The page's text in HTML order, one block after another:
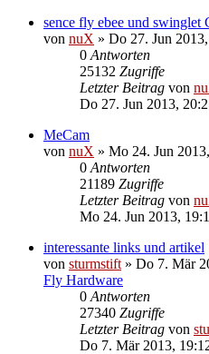
sence fly ebee und swinglet
von nuX » Do 27. Jun
0 Antworten
25132 Zugriffe
Letzter Beitrag von
Do 27. Jun 2013,
MeCam
von nuX » Mo 24. Jun
0 Antworten
21189 Zugriffe
Letzter Beitrag von
Mo 24. Jun 2013,
interessante links und artikel
von sturmstift » Do 7. Mär
Fly Hardware
0 Antworten
27340 Zugriffe
Letzter Beitrag von
Do 7. Mär 2013,